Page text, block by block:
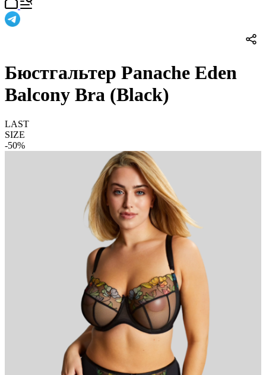
Бюстгальтер Panache Eden
Balcony Bra (Black)
LAST
SIZE
-50%